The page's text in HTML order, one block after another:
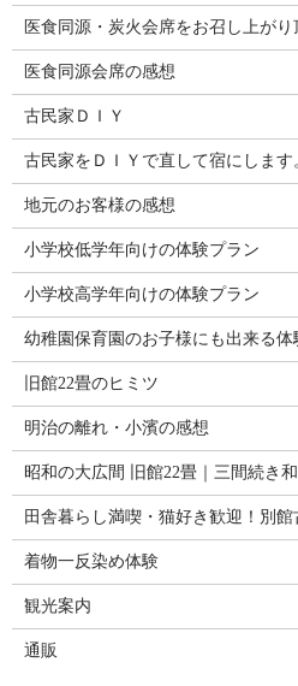
医食同源・炭火会席をお召し上が
医食同源会席の感想
古民家ＤＩＹ
古民家をＤＩＹで直して宿にします
地元のお客様の感想
小学校低学年向けの体験プラン
小学校高学年向けの体験プラン
幼稚園保育園のお子様にも出来る体
旧館22畳のヒミツ
明治の離れ・小濱の感想
昭和の大広間 旧館22畳｜三間続き
田舎暮らし満喫・猫好き歓迎！別
着物一反染め体験
観光案内
通販